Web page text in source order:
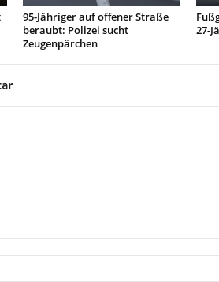
95-Jähriger auf offener Straße
beraubt: Polizei sucht
Zeugenpärchen
27-